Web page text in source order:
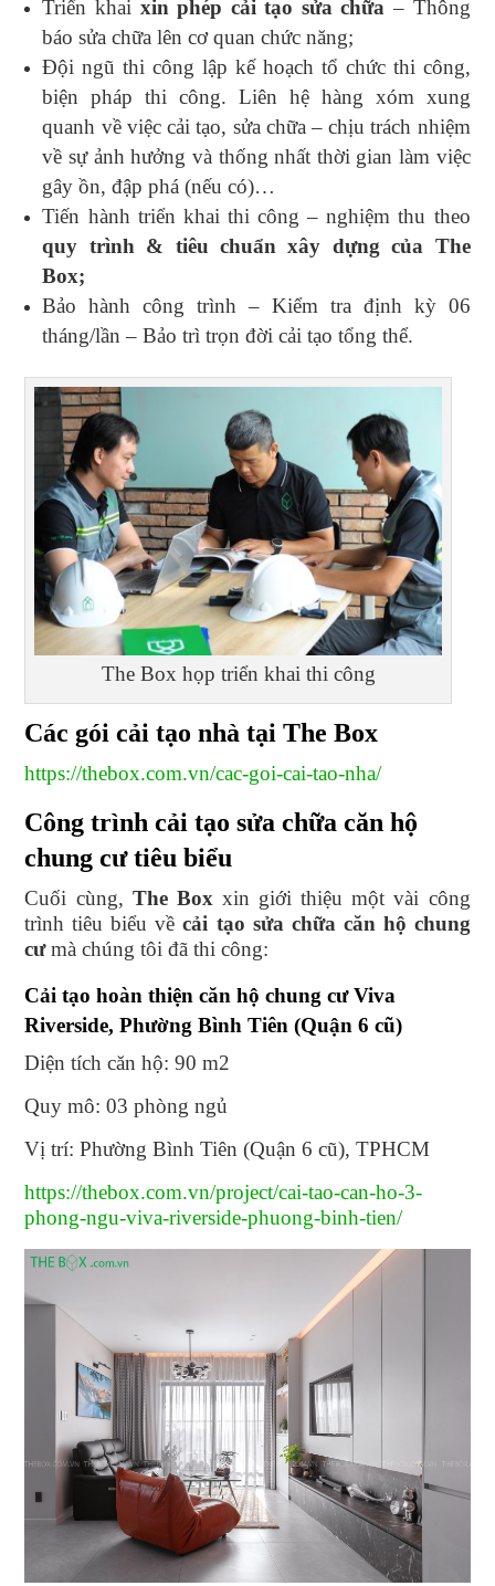
Triển khai xin phép cải tạo sửa chữa – Thông
báo sửa chữa lên cơ quan chức năng;
Đội ngũ thi công lập kế hoạch tổ chức thi công,
biện pháp thi công. Liên hệ hàng xóm xung
quanh về việc cải tạo, sửa chữa – chịu trách nhiệm
về sự ảnh hưởng và thống nhất thời gian làm việc
gây ồn, đập phá (nếu có)…
Tiến hành triển khai thi công – nghiệm thu theo
quy trình & tiêu chuẩn xây dựng của The
Box;
Bảo hành công trình – Kiểm tra định kỳ 06
tháng/lần – Bảo trì trọn đời cải tạo tổng thể.
The Box họp triển khai thi công
Các gói cải tạo nhà tại The Box
https://thebox.com.vn/cac-goi-cai-tao-nha/
Công trình cải tạo sửa chữa căn hộ
chung cư tiêu biểu
Cuối cùng, The Box xin giới thiệu một vài công
trình tiêu biểu vềcải tạo sửa chữa căn hộ chung
cưmà chúng tôi đã thi công:
Cải tạo hoàn thiện căn hộ chung cư Viva
Riverside, Phường Bình Tiên (Quận 6 cũ)
Diện tích căn hộ: 90 m2
Quy mô: 03 phòng ngủ
Vị trí: Phường Bình Tiên (Quận 6 cũ), TPHCM
https://thebox.com.vn/project/cai-tao-can-ho-3-
phong-ngu-viva-riverside-phuong-binh-tien/